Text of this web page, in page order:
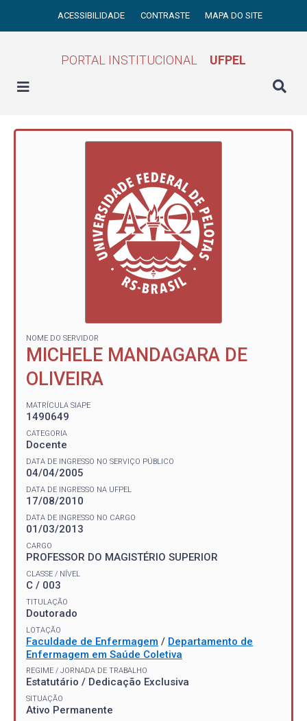
ACESSIBILIDADE CONTRASTE MAPA DO SITE
PORTAL INSTITUCIONAL UFPEL
NOME DO SERVIDOR
MICHELE MANDAGARA DE
OLIVEIRA
MATRÍCULA SIAPE
1490649
CATEGORIA
Docente
DATA DE INGRESSO NO SERVIÇO PÚBLICO
04/04/2005
DATA DE INGRESSO NA UFPEL
17/08/2010
DATA DE INGRESSO NO CARGO
01/03/2013
CARGO
PROFESSOR DO MAGISTÉRIO SUPERIOR
CLASSE / NÍVEL
C / 003
TITULAÇÃO
Doutorado
LOTAÇÃO
Faculdade de Enfermagem / Departamento de
Enfermagem em Saúde Coletiva
REGIME / JORNADA DE TRABALHO
Estatutário / Dedicação Exclusiva
SITUAÇÃO
Ativo Permanente